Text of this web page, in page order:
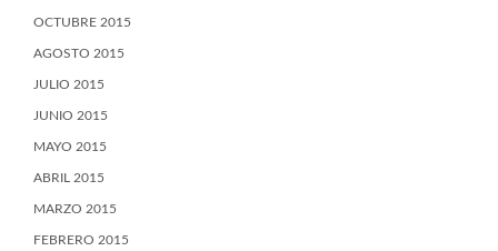
OCTUBRE 2015
AGOSTO 2015
JULIO 2015
JUNIO 2015
MAYO 2015
ABRIL 2015
MARZO 2015
FEBRERO 2015